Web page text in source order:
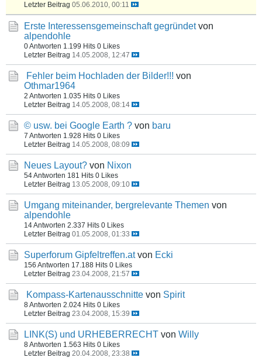
Letzter Beitrag 05.06.2010, 00:11
Erste Interessensgemeinschaft gegründet von
alpendohle
0 Antworten 1.199 Hits 0 Likes
Letzter Beitrag 14.05.2008, 12:47
Fehler beim Hochladen der Bilder!!! von
Othmar1964
2 Antworten 1.035 Hits 0 Likes
Letzter Beitrag 14.05.2008, 08:14
© usw. bei Google Earth ? von baru
7 Antworten 1.928 Hits 0 Likes
Letzter Beitrag 14.05.2008, 08:09
Neues Layout? von Nixon
54 Antworten 181 Hits 0 Likes
Letzter Beitrag 13.05.2008, 09:10
Umgang miteinander, bergrelevante Themen von
alpendohle
14 Antworten 2.337 Hits 0 Likes
Letzter Beitrag 01.05.2008, 01:33
Superforum Gipfeltreffen.at von Ecki
156 Antworten 17.188 Hits 0 Likes
Letzter Beitrag 23.04.2008, 21:57
Kompass-Kartenausschnitte von Spirit
8 Antworten 2.024 Hits 0 Likes
Letzter Beitrag 23.04.2008, 15:39
LINK(S) und URHEBERRECHT von Willy
8 Antworten 1.563 Hits 0 Likes
Letzter Beitrag 20.04.2008, 23:38